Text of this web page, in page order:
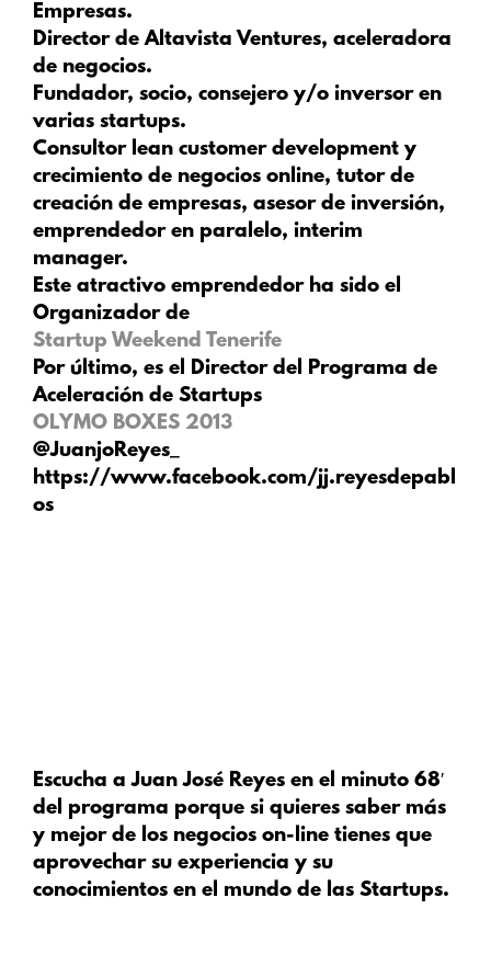
Empresas.
Director de Altavista Ventures, aceleradora
de negocios.
Fundador, socio, consejero y/o inversor en
varias startups.
Consultor lean customer development y
crecimiento de negocios online, tutor de
creación de empresas, asesor de inversión,
emprendedor en paralelo, interim
manager.
Este atractivo emprendedor ha sido el
Organizador de
Startup Weekend Tenerife
Por último, es el Director del Programa de
Aceleración de Startups
OLYMO BOXES 2013
@JuanjoReyes_
https://www.facebook.com/jj.reyesdepabl
os
Escucha a Juan José Reyes en el minuto 68′
del programa porque si quieres saber más
y mejor de los negocios on-line tienes que
aprovechar su experiencia y su
conocimientos en el mundo de las Startups.